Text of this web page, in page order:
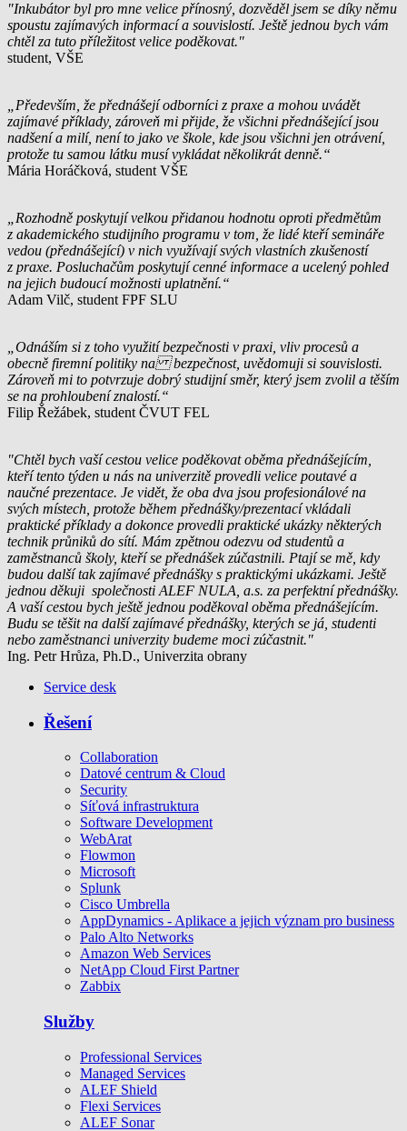
"Inkubátor byl pro mne velice přínosný, dozvěděl jsem se díky němu
spoustu zajímavých informací a souvislostí. Ještě jednou bych vám
chtěl za tuto příležitost velice poděkovat."
student, VŠE
„Především, že přednášejí odborníci z praxe a mohou uvádět
zajímavé příklady, zároveň mi přijde, že všichni přednášející jsou
nadšení a milí, není to jako ve škole, kde jsou všichni jen otrávení,
protože tu samou látku musí vykládat několikrát denně.“
Mária Horáčková, student VŠE
„Rozhodně poskytují velkou přidanou hodnotu oproti předmětům
z akademického studijního programu v tom, že lidé kteří semináře
vedou (přednášející) v nich využívají svých vlastních zkušeností
z praxe. Posluchačům poskytují cenné informace a ucelený pohled
na jejich budoucí možnosti uplatnění.“
Adam Vilč, student FPF SLU
„Odnáším si z toho využití bezpečnosti v praxi, vliv procesů a
obecně firemní politiky na bezpečnost, uvědomuji si souvislosti.
Zároveň mi to potvrzuje dobrý studijní směr, který jsem zvolil a těším
se na prohloubení znalostí.“
Filip Řežábek, student ČVUT FEL
"Chtěl bych vaší cestou velice poděkovat oběma přednášejícím,
kteří tento týden u nás na univerzitě provedli velice poutavé a
naučné prezentace. Je vidět, že oba dva jsou profesionálové na
svých místech, protože během přednášky/prezentací vkládali
praktické příklady a dokonce provedli praktické ukázky některých
technik průniků do sítí. Mám zpětnou odezvu od studentů a
zaměstnanců školy, kteří se přednášek zúčastnili. Ptají se mě, kdy
budou další tak zajímavé přednášky s praktickými ukázkami. Ještě
jednou děkuji společnosti ALEF NULA, a.s. za perfektní přednášky.
A vaší cestou bych ještě jednou poděkoval oběma přednášejícím.
Budu se těšit na další zajímavé přednášky, kterých se já, studenti
nebo zaměstnanci univerzity budeme moci zúčastnit."
Ing. Petr Hrůza, Ph.D., Univerzita obrany
Service desk
Řešení
Collaboration
Datové centrum & Cloud
Security
Síťová infrastruktura
Software Development
WebArat
Flowmon
Microsoft
Splunk
Cisco Umbrella
AppDynamics - Aplikace a jejich význam pro business
Palo Alto Networks
Amazon Web Services
NetApp Cloud First Partner
Zabbix
Služby
Professional Services
Managed Services
ALEF Shield
Flexi Services
ALEF Sonar